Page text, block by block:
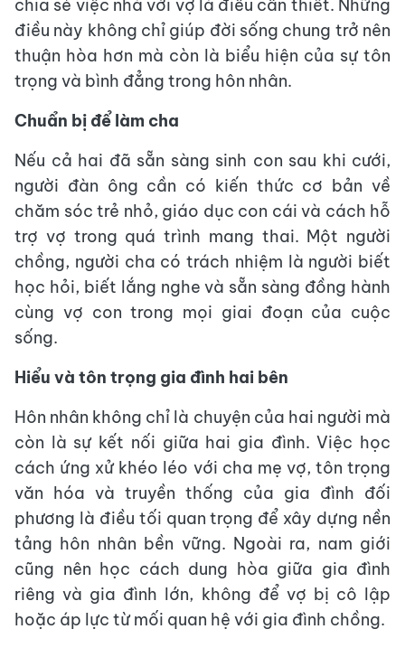
chia sẻ việc nhà với vợ là điều cần thiết. Những
điều này không chỉ giúp đời sống chung trở nên
thuận hòa hơn mà còn là biểu hiện của sự tôn
trọng và bình đẳng trong hôn nhân.
Chuẩn bị để làm cha
Nếu cả hai đã sẵn sàng sinh con sau khi cưới,
người đàn ông cần có kiến thức cơ bản về
chăm sóc trẻ nhỏ, giáo dục con cái và cách hỗ
trợ vợ trong quá trình mang thai. Một người
chồng, người cha có trách nhiệm là người biết
học hỏi, biết lắng nghe và sẵn sàng đồng hành
cùng vợ con trong mọi giai đoạn của cuộc
sống.
Hiểu và tôn trọng gia đình hai bên
Hôn nhân không chỉ là chuyện của hai người mà
còn là sự kết nối giữa hai gia đình. Việc học
cách ứng xử khéo léo với cha mẹ vợ, tôn trọng
văn hóa và truyền thống của gia đình đối
phương là điều tối quan trọng để xây dựng nền
tảng hôn nhân bền vững. Ngoài ra, nam giới
cũng nên học cách dung hòa giữa gia đình
riêng và gia đình lớn, không để vợ bị cô lập
hoặc áp lực từ mối quan hệ với gia đình chồng.